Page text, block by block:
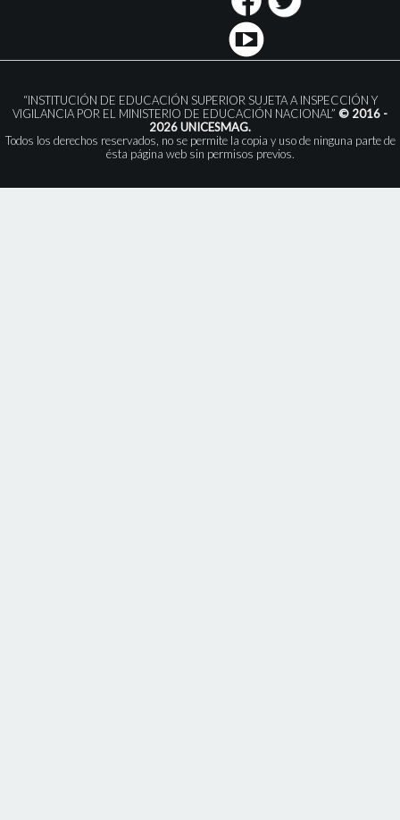
“INSTITUCIÓN DE EDUCACIÓN SUPERIOR SUJETA A INSPECCIÓN Y
VIGILANCIA POR EL MINISTERIO DE EDUCACIÓN NACIONAL” © 2016 -
2026 UNICESMAG.
Todos los derechos reservados, no se permite la copia y uso de ninguna parte de
ésta página web sin permisos previos.